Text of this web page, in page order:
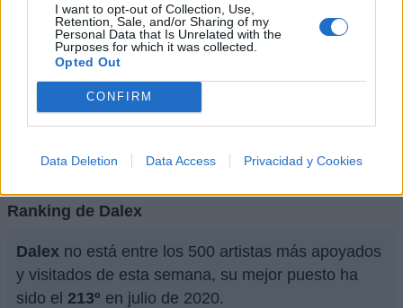
I want to opt-out of Collection, Use,
Retention, Sale, and/or Sharing of my
Personal Data that Is Unrelated with the
Purposes for which it was collected.
Opted Out
CONFIRM
Data Deletion Data Access Privacidad y Cookies
Ver todas sus letras por orden alfabético
Biografía
Ranking de Dalex
Dalex no está entre los 500 artistas más apoyados
y visitados de esta semana, su mejor puesto ha
sido el 213º en julio de 2020.